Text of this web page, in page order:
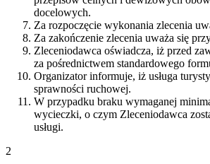
docelowych.
Za rozpoczęcie wykonania zlecenia
Za zakończenie zlecenia uważa się
Zleceniodawca oświadcza, iż przed
za pośrednictwem standardowego
Organizator informuje, iż usługa
sprawności ruchowej.
W przypadku braku wymaganej
wycieczki, o czym Zleceniodawca
usługi.
2